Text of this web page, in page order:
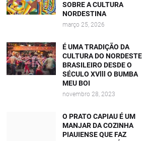
SOBRE A CULTURA
NORDESTINA
março 25, 2026
É UMA TRADIÇÃO DA
CULTURA DO NORDESTE
BRASILEIRO DESDE O
SÉCULO XVlll O BUMBA
MEU BOI
novembro 28, 2023
O PRATO CAPIAU É UM
MANJAR DA COZINHA
PIAUIENSE QUE FAZ